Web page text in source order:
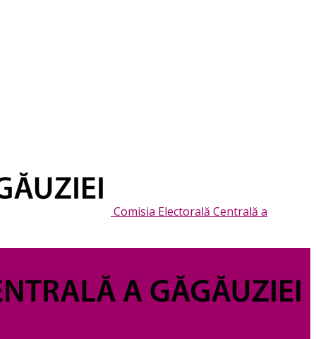
Comisia Electorală Centrală a